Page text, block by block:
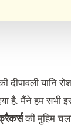
यानि
है. मैंने हम सभी
की मुहिम